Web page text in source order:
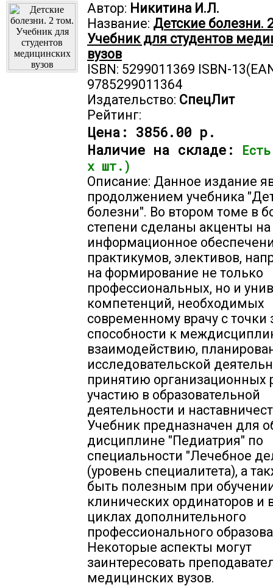
Автор: Никитина И.Л.
Название: Детские болезни.
Учебник для студентов
вузов
ISBN: 5299011369 ISBN-
9785299011364
Издательство: СпецЛит
Рейтинг:
Цена: 3856.00 р.
Наличие на складе:
х шт.)
Описание: Данное издание
продолжением учебника
болезни". Во втором томе в
степени сделаны акценты на
информационное
практикумов, элективов,
на формирование не только
профессиональных, но и
компетенций, необходимых
современному врачу с точки
способности к
взаимодействию,
исследовательской
принятию организационных
участию в образовательной
деятельности и
Учебник предназначен для
дисциплине "Педиатрия" по
специальности "Лечебное
(уровень специалитета), а
быть полезным при
клинических ординаторов и
циклах дополнительного
профессионального
Некоторые аспекты могут
заинтересовать
медицинских вузов.